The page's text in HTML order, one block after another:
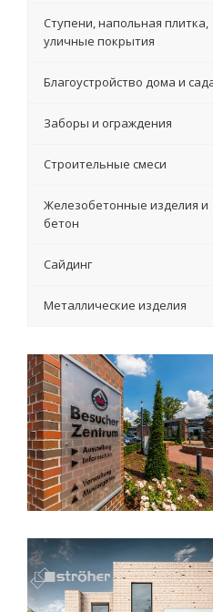
Ступени, напольная плитка,
уличные покрытия
Благоустройство дома и
Заборы и ограждения
Строительные смеси
Железобетонные изделия и
бетон
Сайдинг
Металлические изделия